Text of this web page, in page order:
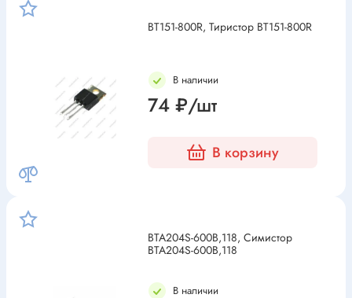
BT151-800R, Тиристор BT151-800R
В наличии
74 ₽/шт
В корзину
BTA204S-600B,118, Симистор
BTA204S-600B,118
В наличии